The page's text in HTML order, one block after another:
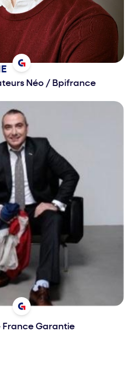
Néo / Bpifrance
France Garantie